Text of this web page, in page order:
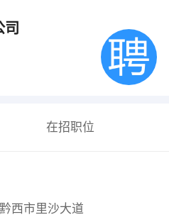
司
在招职位
西市里沙大道